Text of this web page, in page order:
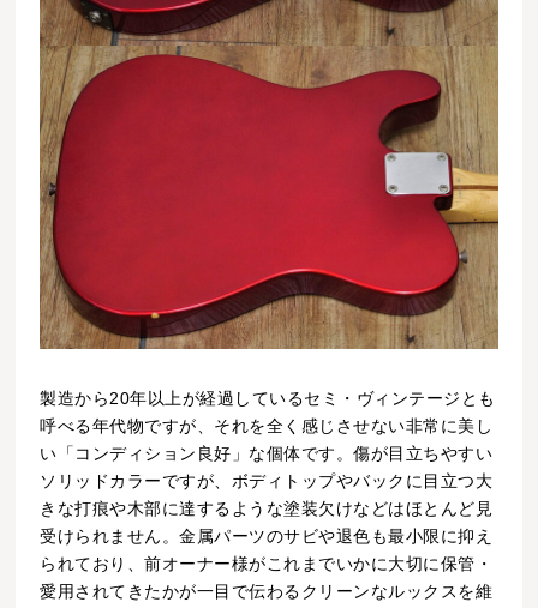
製造から20年以上が経過しているセミ・ヴィンテージとも
呼べる年代物ですが、それを全く感じさせない非常に美し
い「コンディション良好」な個体です。傷が目立ちやすい
ソリッドカラーですが、ボディトップやバックに目立つ大
きな打痕や木部に達するような塗装欠けなどはほとんど見
受けられません。金属パーツのサビや退色も最小限に抑え
られており、前オーナー様がこれまでいかに大切に保管・
愛用されてきたかが一目で伝わるクリーンなルックスを維